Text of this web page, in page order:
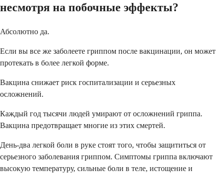
несмотря на побочные эффекты?
Абсолютно да.
Если вы все же заболеете гриппом после вакцинации, он может
протекать в более легкой форме.
Вакцина снижает риск госпитализации и серьезных
осложнений.
Каждый год тысячи людей умирают от осложнений гриппа.
Вакцина предотвращает многие из этих смертей.
День-два легкой боли в руке стоят того, чтобы защититься от
серьезного заболевания гриппом. Симптомы гриппа включают
высокую температуру, сильные боли в теле, истощение и